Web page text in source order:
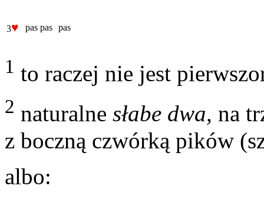
3♥ pas pas pas
1 to raczej nie jest
2 naturalne słabe dwa, na
z boczną czwórką pików
albo: